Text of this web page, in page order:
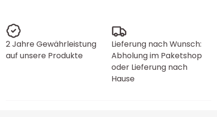
2 Jahre Gewährleistung
auf unsere Produkte
Lieferung nach Wunsch:
Abholung im Paketshop
oder Lieferung nach
Hause